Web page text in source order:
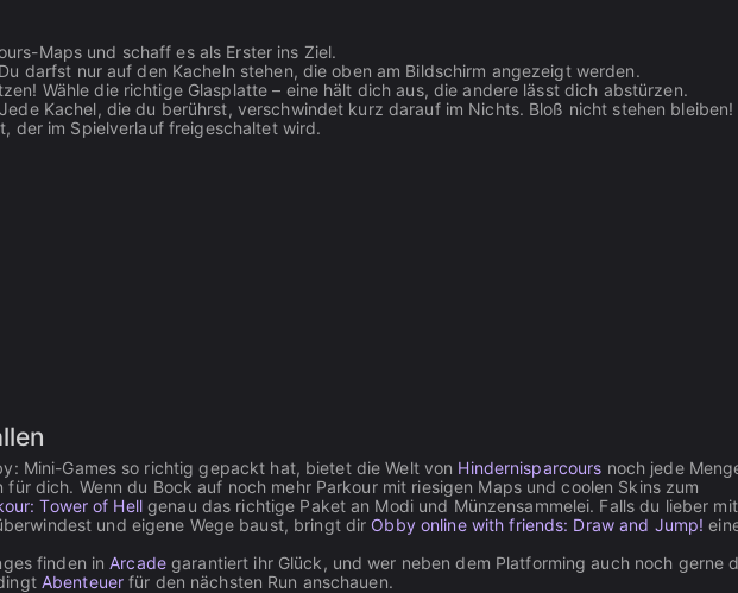
Maps und schaff es als Erster ins Ziel.
darfst nur auf den Kacheln stehen, die oben am Bildschirm angezeigt werden.
Wähle die richtige Glasplatte – eine hält dich aus, die andere lässt dich abstürzen.
Kachel, die du berührst, verschwindet kurz darauf im Nichts. Bloß nicht stehen bleiben!
der im Spielverlauf freigeschaltet wird.
Mini-Games so richtig gepackt hat, bietet die Welt von Hindernisparcours noch jede
dich. Wenn du Bock auf noch mehr Parkour mit riesigen Maps und coolen Skins zum
Tower of Hellgenau das richtige Paket an Modi und Münzensammelei. Falls du lieber mit
und eigene Wege baust, bringt dir Obby online with friends: Draw and Jump!
finden inArcadegarantiert ihr Glück, und wer neben dem Platforming auch noch gerne
Abenteuer für den nächsten Run anschauen.